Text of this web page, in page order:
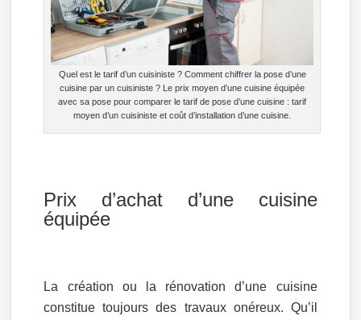
Quel est le tarif d’un cuisiniste ? Comment chiffrer la pose d’une
cuisine par un cuisiniste ? Le prix moyen d’une cuisine équipée
avec sa pose pour comparer le tarif de pose d’une cuisine : tarif
moyen d’un cuisiniste et coût d’installation d’une cuisine.
Prix d’achat d’une cuisine
équipée
La création ou la rénovation d’une cuisine
constitue toujours des travaux onéreux. Qu’il